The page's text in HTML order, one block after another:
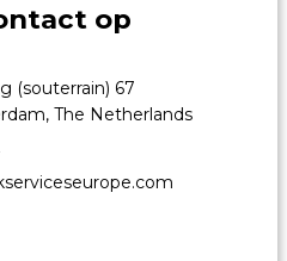
op
(souterrain) 67
The Netherlands